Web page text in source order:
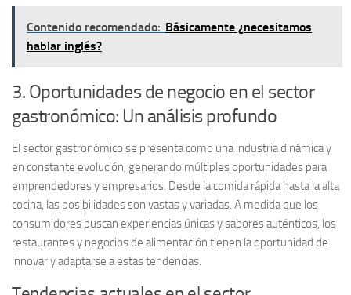
Contenido recomendado: Básicamente ¿necesitamos
hablar inglés?
3. Oportunidades de negocio en el sector
gastronómico: Un análisis profundo
El sector gastronómico se presenta como unaindustria dinámicay
en constante evolución, generando múltiples oportunidades para
emprendedores y empresarios. Desde la comida rápida hasta la alta
cocina, las posibilidades son vastas y variadas. A medida que los
consumidores buscan experiencias únicas y sabores auténticos, los
restaurantes y negocios de alimentación tienen la oportunidad de
innovar y adaptarse a estas tendencias.